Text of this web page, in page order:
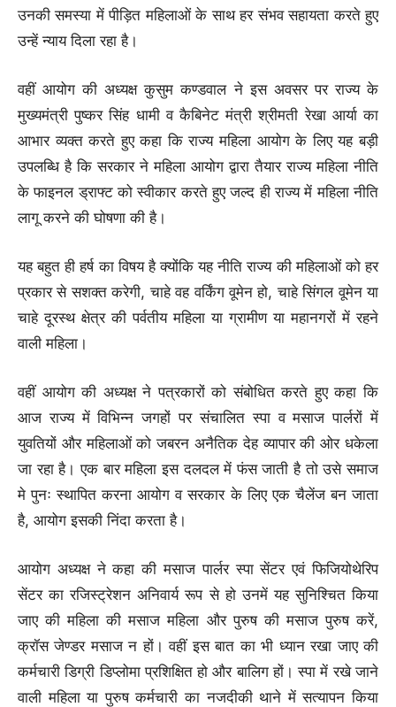
उनकी समस्या में पीड़ित महिलाओं के साथ हर संभव सहायता करते हुए
उन्हें न्याय दिला रहा है।
वहीं आयोग की अध्यक्ष कुसुम कण्डवाल ने इस अवसर पर राज्य के
मुख्यमंत्री पुष्कर सिंह धामी व कैबिनेट मंत्री श्रीमती रेखा आर्या का
आभार व्यक्त करते हुए कहा कि राज्य महिला आयोग के लिए यह बड़ी
उपलब्धि है कि सरकार ने महिला आयोग द्वारा तैयार राज्य महिला नीति
के फाइनल ड्राफ्ट को स्वीकार करते हुए जल्द ही राज्य में महिला नीति
लागू करने की घोषणा की है।
यह बहुत ही हर्ष का विषय है क्योंकि यह नीति राज्य की महिलाओं को हर
प्रकार से सशक्त करेगी, चाहे वह वर्किंग वूमेन हो, चाहे सिंगल वूमेन या
चाहे दूरस्थ क्षेत्र की पर्वतीय महिला या ग्रामीण या महानगरों में रहने
वाली महिला।
वहीं आयोग की अध्यक्ष ने पत्रकारों को संबोधित करते हुए कहा कि
आज राज्य में विभिन्न जगहों पर संचालित स्पा व मसाज पार्लरों में
युवतियों और महिलाओं को जबरन अनैतिक देह व्यापार की ओर धकेला
जा रहा है। एक बार महिला इस दलदल में फंस जाती है तो उसे समाज
मे पुनः स्थापित करना आयोग व सरकार के लिए एक चैलेंज बन जाता
है, आयोग इसकी निंदा करता है।
आयोग अध्यक्ष ने कहा की मसाज पार्लर स्पा सेंटर एवं फिजियोथेरिप
सेंटर का रजिस्ट्रेशन अनिवार्य रूप से हो उनमें यह सुनिश्चित किया
जाए की महिला की मसाज महिला और पुरुष की मसाज पुरुष करें,
क्रॉस जेण्डर मसाज न हों। वहीं इस बात का भी ध्यान रखा जाए की
कर्मचारी डिग्री डिप्लोमा प्रशिक्षित हो और बालिग हों। स्पा में रखे जाने
वाली महिला या पुरुष कर्मचारी का नजदीकी थाने में सत्यापन किया